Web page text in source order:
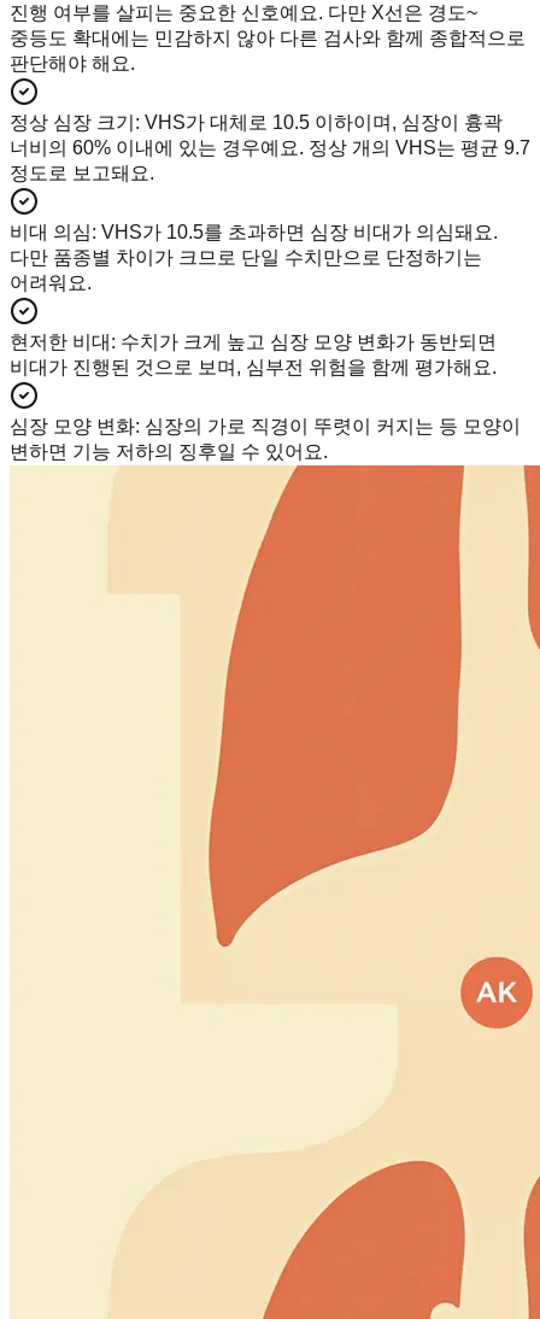
진행 여부를 살피는 중요한 신호예요. 다만 X선은 경도~
중등도 확대에는 민감하지 않아 다른 검사와 함께 종합적으로
판단해야 해요.
정상 심장 크기 : VHS가 대체로 10.5 이하이며, 심장이 흉곽
너비의 60% 이내에 있는 경우예요. 정상 개의 VHS는 평균 9.7
정도로 보고돼요.
비대 의심: VHS가 10.5를 초과하면 심장 비대가 의심돼요.
다만 품종별 차이가 크므로 단일 수치만으로 단정하기는
어려워요.
현저한 비대 : 수치가 크게 높고 심장 모양 변화가 동반되면
비대가 진행된 것으로 보며, 심부전 위험을 함께 평가해요.
심장 모양 변화: 심장의 가로 직경이 뚜렷이 커지는 등 모양이
변하면 기능 저하의 징후일 수 있어요.